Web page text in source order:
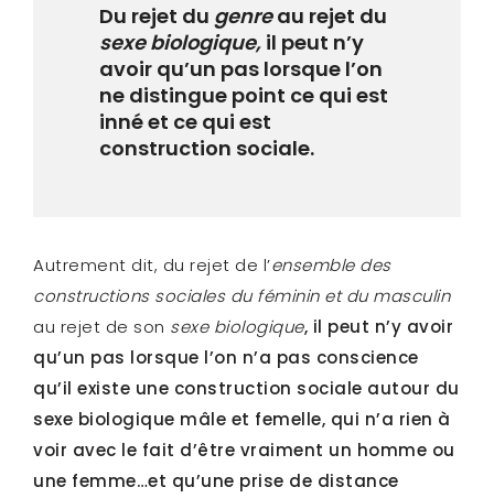
Du rejet du genreau rejet du
sexe biologique, il peut n’y
avoir qu’un pas lorsque l’on
ne distingue point ce qui est
inné et ce qui est
construction sociale.
Autrement dit, du rejet de l’ensemble des
constructions sociales du féminin et du masculin
au rejet de son sexe biologique, il peut n’y avoir
qu’un pas lorsque l’on n’a pas conscience
qu’il existe une construction sociale autour du
sexe biologique mâle et femelle, qui n’a rien à
voir avec le fait d’être vraiment un homme ou
une femme…et qu’une prise de distance